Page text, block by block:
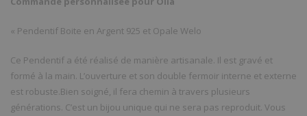
« Pendentif Boite en Argent 925 et Opale Welo
Ce Pendentif a été réalisé de manière artisanale. Il est gravé et
formé à la main. L’ouverture et son double fermoir interne et externe
est robuste.Bien soigné, il fera chemin à travers plusieurs
générations. C’est un bijou unique qui ne sera pas reproduit. Vous